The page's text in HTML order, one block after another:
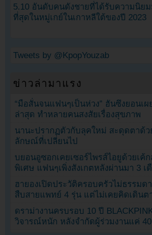
5.10 อันดับคนดังชายที่ได้รับความนิย
ที่สุดในหมู่เกย์ในเกาหลีใต้ของปี 2023
Tweets by @KpopYouzab
ข่าวล่ามาแรง
“มือสั่นจนแฟนๆเป็นห่วง” ฮันซึงยอนเผ
ล่าสุด ทำหลายคนสงสัยเรื่องสุขภาพ
นานะปรากฏตัวกับลุคใหม่ สะดุดตาด้ว
ลักษณ์ที่เปลี่ยนไป
บยอนอูซอกเคยเซอร์ไพรส์ไอยูด้วยเค้ก
พิเศษ แฟนๆเพิ่งสังเกตหลังผ่านมา 3 เ
ฮายองเปิดประวัติครอบครัวไม่ธรรมดา
สืบสายแพทย์ 4 รุ่น แต่ไม่เคยคิดเดินต
ดราม่างานครบรอบ 10 ปี
วิจารณ์หนัก หลังจำกัดผู้ร่วมงานแค่